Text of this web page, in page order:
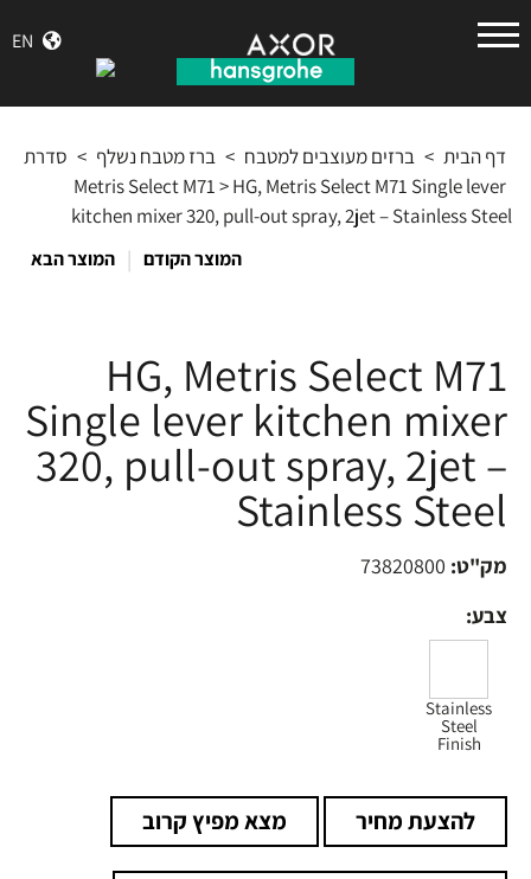
EN
גרואה
דף הבית > ברזים מעוצבים למטבח > ברז מטבח נשלף > סדרת
Metris Select M71>HG, Metris Select M71 Single lever
kitchen mixer 320, pull-out spray, 2jet – Stainless Steel
המוצר הקודם | המוצר הבא
HG, Metris Select M71
Single lever kitchen mixer
320, pull-out spray, 2jet –
Stainless Steel
מק"ט: 73820800
צבע:
Stainless
Steel
Finish
להצעת מחיר מצא מפיץ קרוב